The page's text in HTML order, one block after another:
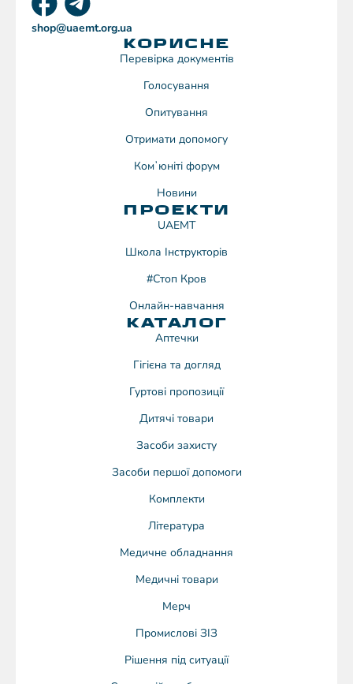
shop@uaemt.org.ua
КОРИСНЕ
Перевірка документів
Голосування
Опитування
Отримати допомогу
Комʼюніті форум
Новини
ПРОЕКТИ
UAEMT
Школа Інструкторів
#Стоп Кров
Онлайн-навчання
КАТАЛОГ
Аптечки
Гігієна та догляд
Гуртові пропозиції
Дитячі товари
Засоби захисту
Засоби першої допомоги
Комплекти
Література
Медичне обладнання
Медичні товари
Мерч
Промислові ЗІЗ
Рішення під ситуації